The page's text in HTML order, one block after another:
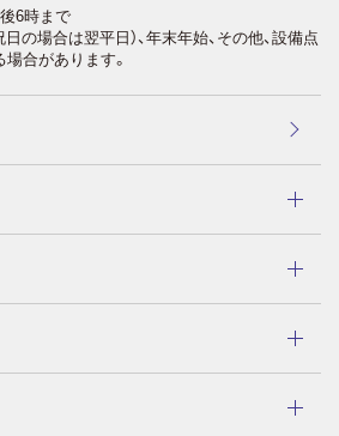
後6時まで
の場合は翌平日）、年末年始、その他、設備点
合があります。